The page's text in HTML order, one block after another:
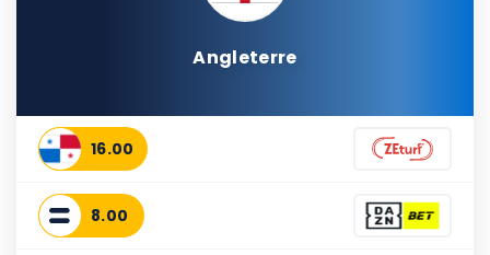
Angleterre
16.00
8.00